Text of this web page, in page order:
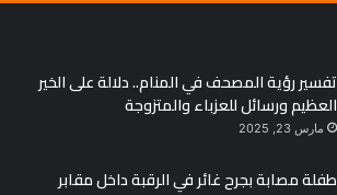
تفسير رؤية المصحف في المنام.. دلالة على الخير
العظيم ورسائل للعزباء والمتزوجة
مارس 23, 2025
طفلة مصابة بجرح غائر في الرقبة داخل مقابر